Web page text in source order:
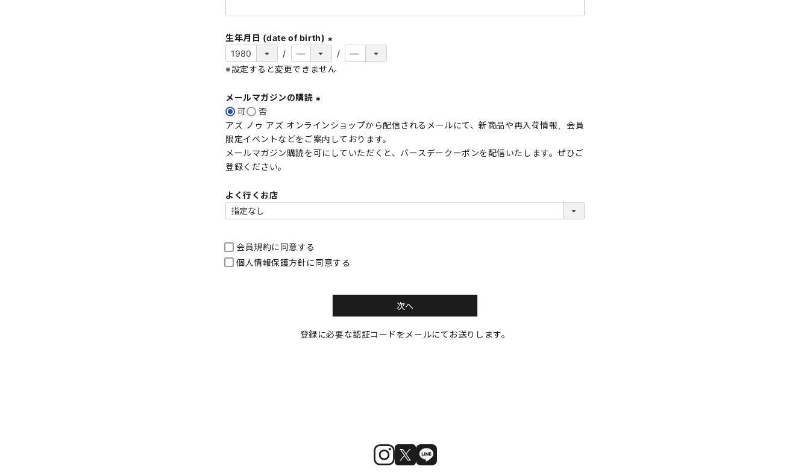
必
須
)
生年月日 (date of birth)
必
※設定すると変更できません
メールマガジンの購読
必
須
)
可
否
アズ ノゥ アズ オンラインショップから配信されるメールにて、新商品や再入荷情報、会員
限定イベントなどをご案内しております。
メールマガジン購読を可にしていただくと、バースデークーポンを配信いたします。ぜひご
登録ください。
よく行くお店
会員規約に同意する
個人情報保護方針に同意する
次へ
登録に必要な認証コードをメールにてお送りします。